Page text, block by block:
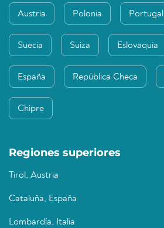
Austria Polonia Portugal
Suecia Suiza Eslovaquia
España República Checa
Chipre
Regiones superiores
Tirol, Austria
Cataluña, España
Lombardía, Italia